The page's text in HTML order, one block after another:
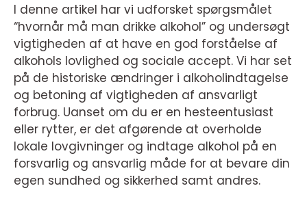
I denne artikel har vi udforsket spørgsmålet
“hvornår må man drikke alkohol” og undersøgt
vigtigheden af at have en god forståelse af
alkohols lovlighed og sociale accept. Vi har set
på de historiske ændringer i alkoholindtagelse
og betoning af vigtigheden af ansvarligt
forbrug. Uanset om du er en hesteentusiast
eller rytter, er det afgørende at overholde
lokale lovgivninger og indtage alkohol på en
forsvarlig og ansvarlig måde for at bevare din
egen sundhed og sikkerhed samt andres.